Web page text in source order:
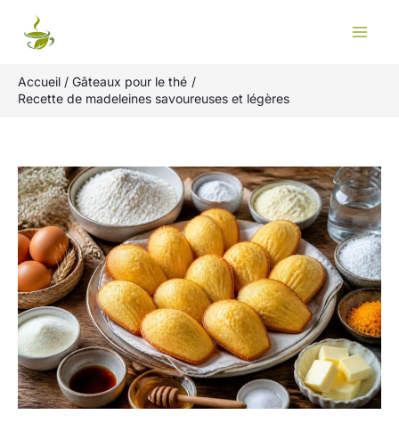
Accueil
Gâteaux pour le thé
Recette de madeleines savoureuses et légères